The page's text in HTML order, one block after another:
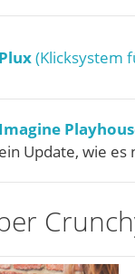
Plux(Klicksystem
Imagine
ein Update, wie es